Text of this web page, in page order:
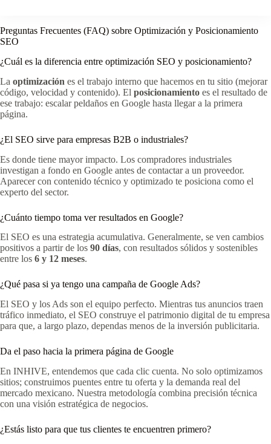
Preguntas Frecuentes (FAQ) sobre Optimización y Posicionamiento
SEO
¿Cuál es la diferencia entre optimización SEO y posicionamiento?
La optimización es el trabajo interno que hacemos en tu sitio (mejorar
código, velocidad y contenido). El posicionamiento es el resultado de
ese trabajo: escalar peldaños en Google hasta llegar a la primera
página.
¿El SEO sirve para empresas B2B o industriales?
Es donde tiene mayor impacto. Los compradores industriales
investigan a fondo en Google antes de contactar a un proveedor.
Aparecer con contenido técnico y optimizado te posiciona como el
experto del sector.
¿Cuánto tiempo toma ver resultados en Google?
El SEO es una estrategia acumulativa. Generalmente, se ven cambios
positivos a partir de los 90 días, con resultados sólidos y sostenibles
entre los 6 y 12 meses.
¿Qué pasa si ya tengo una campaña de Google Ads?
El SEO y los Ads son el equipo perfecto. Mientras tus anuncios traen
tráfico inmediato, el SEO construye el patrimonio digital de tu empresa
para que, a largo plazo, dependas menos de la inversión publicitaria.
Da el paso hacia la primera página de Google
En INHIVE, entendemos que cada clic cuenta. No solo optimizamos
sitios; construimos puentes entre tu oferta y la demanda real del
mercado mexicano. Nuestra metodología combina precisión técnica
con una visión estratégica de negocios.
¿Estás listo para que tus clientes te encuentren primero?